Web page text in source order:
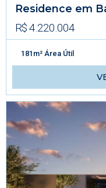
Residence em
R$ 4.220.004
181m² Área Útil